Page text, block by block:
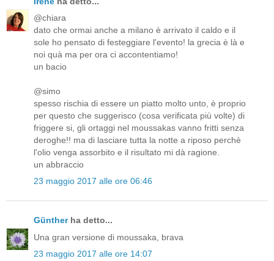
@chiara
dato che ormai anche a milano è arrivato il caldo e il
sole ho pensato di festeggiare l'evento! la grecia è là e
noi quà ma per ora ci accontentiamo!
un bacio
@simo
spesso rischia di essere un piatto molto unto, è proprio
per questo che suggerisco (cosa verificata più volte) di
friggere si, gli ortaggi nel moussakas vanno fritti senza
deroghe!! ma di lasciare tutta la notte a riposo perchè
l'olio venga assorbito e il risultato mi dà ragione.
un abbraccio
23 maggio 2017 alle ore 06:46
Güntherha detto...
Una gran versione di moussaka, brava
23 maggio 2017 alle ore 14:07